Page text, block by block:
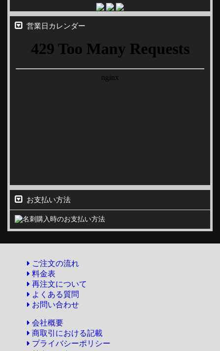
営業日カレンダー
お支払い方法
ご注文の流れ
料金表
再注文について
よくある質問
お問い合わせ
会社概要
商取引における記載
プライバシーポリシー